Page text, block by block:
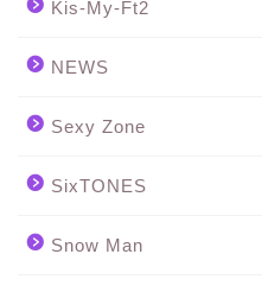
Kis-My-Ft2
NEWS
Sexy Zone
SixTONES
Snow Man